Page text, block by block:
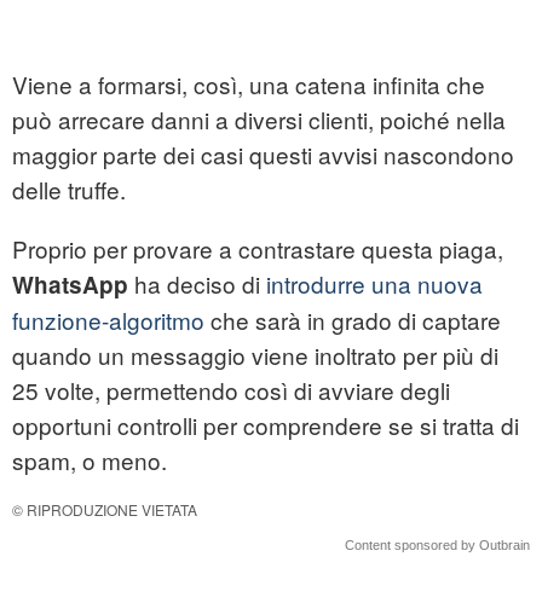
Viene a formarsi, così, una catena infinita che
può arrecare danni a diversi clienti, poiché nella
maggior parte dei casi questi avvisi nascondono
delle truffe.
Proprio per provare a contrastare questa piaga,
WhatsApp ha deciso di introdurre una nuova
funzione-algoritmo che sarà in grado di captare
quando un messaggio viene inoltrato per più di
25 volte, permettendo così di avviare degli
opportuni controlli per comprendere se si tratta di
spam, o meno.
© RIPRODUZIONE VIETATA
Content sponsored by Outbrain